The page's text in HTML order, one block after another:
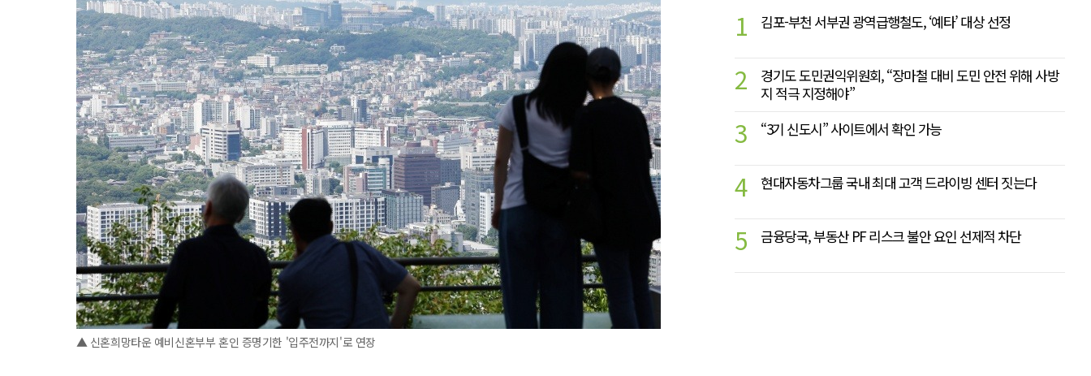
▲ 신혼희망타운 예비신혼부부 혼인 증명기한 '입주전까지'로 연장
1 김포-부천 서부권 광역급행철도, ‘예타’ 대상 선정
2
경기도 도민권익위원회, “장마철 대비 도민 안전 위해 사방
지 적극 지정해야”
3 “3기 신도시” 사이트에서 확인 가능
4 현대자동차그룹 국내 최대 고객 드라이빙 센터 짓는다
5 금융당국, 부동산 PF 리스크 불안 요인 선제적 차단